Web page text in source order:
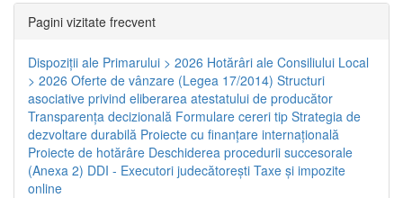
Pagini vizitate frecvent
Dispoziţii ale Primarului > 2026 Hotărâri ale Consiliului Local
> 2026 Oferte de vânzare (Legea 17/2014) Structuri
asociative privind eliberarea atestatului de producător
Transparenţa decizională Formulare cereri tip Strategia de
dezvoltare durabilă Proiecte cu finanţare internaţională
Proiecte de hotărâre Deschiderea procedurii succesorale
(Anexa 2) DDI - Executori judecătorești Taxe şi impozite
online